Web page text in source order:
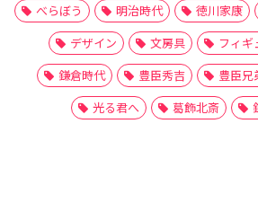
べらぼう
明治時代 徳川家康
デザイン
文房具 フィギ
鎌倉時代
豊臣秀吉 豊臣兄
光る君へ
葛飾北斎